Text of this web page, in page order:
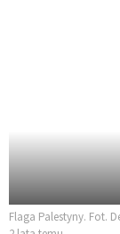
Flaga Palestyny. Fot.